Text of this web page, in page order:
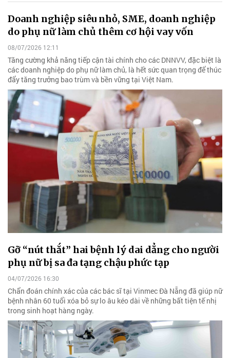
Doanh nghiệp siêu nhỏ, SME, doanh nghiệp
do phụ nữ làm chủ thêm cơ hội vay vốn
08/07/2026 12:11
Tăng cường khả năng tiếp cận tài chính cho các DNNVV, đặc biệt là
các doanh nghiệp do phụ nữ làm chủ, là hết sức quan trọng để thúc
đẩy tăng trưởng bao trùm và bền vững tại Việt Nam.
Gỡ “nút thắt” hai bệnh lý dai dẳng cho người
phụ nữ bị sa đa tạng chậu phức tạp
04/07/2026 16:30
Chẩn đoán chính xác của các bác sĩ tại Vinmec Đà Nẵng đã giúp nữ
bệnh nhân 60 tuổi xóa bỏ sự lo âu kéo dài về những bất tiện tế nhị
trong sinh hoạt hàng ngày.